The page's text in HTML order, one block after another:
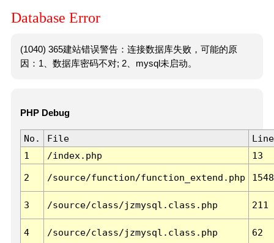
Database Error
(1040) 365建站错误警告：连接数据库失败，可能的原
因：1、数据库密码不对; 2、mysql未启动。
PHP Debug
No. File
Line
1
/index.php 13
2 /source/function/function_extend.php 1548
3 /source/class/jzmysql.class.php 211
4 /source/class/jzmysql.class.php 62